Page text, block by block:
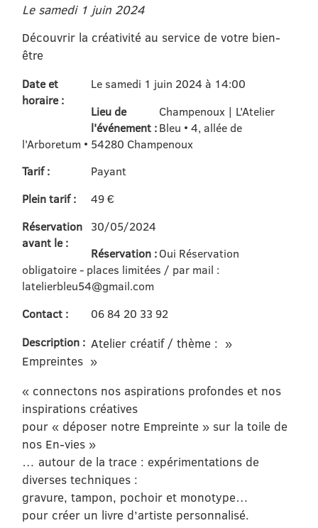
Le samedi 1 juin 2024
Découvrir la créativité au service de votre bien-
être
Date et
horaire :
Le samedi 1 juin 2024 à 14:00
Lieu de
l'événement :
Champenoux | L'Atelier
Bleu • 4, allée de
l'Arboretum • 54280 Champenoux
Tarif :
Payant
Plein tarif :
49 €
Réservation
avant le :
30/05/2024
Réservation : Oui Réservation
obligatoire - places limitées / par mail :
latelierbleu54@gmail.com
Contact :
06 84 20 33 92
Description : Atelier créatif / thème : »
Empreintes »
« connectons nos aspirations profondes et nos
inspirations créatives
pour « déposer notre Empreinte » sur la toile de
nos En-vies »
… autour de la trace : expérimentations de
diverses techniques :
gravure, tampon, pochoir et monotype…
pour créer un livre d’artiste personnalisé.